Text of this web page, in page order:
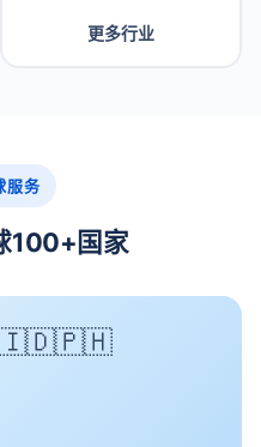
更多行业
服务
100+国家